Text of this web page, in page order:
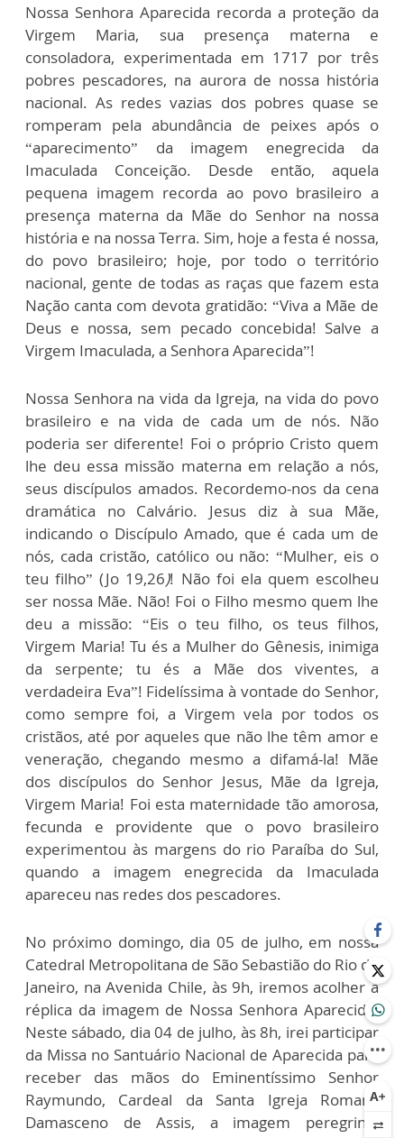
Nossa Senhora Aparecida recorda a proteção da
Virgem Maria, sua presença materna e
consoladora, experimentada em 1717 por três
pobres pescadores, na aurora de nossa história
nacional. As redes vazias dos pobres quase se
romperam pela abundância de peixes após o
“aparecimento” da imagem enegrecida da
Imaculada Conceição. Desde então, aquela
pequena imagem recorda ao povo brasileiro a
presença materna da Mãe do Senhor na nossa
história e na nossa Terra. Sim, hoje a festa é nossa,
do povo brasileiro; hoje, por todo o território
nacional, gente de todas as raças que fazem esta
Nação canta com devota gratidão: “Viva a Mãe de
Deus e nossa, sem pecado concebida! Salve a
Virgem Imaculada, a Senhora Aparecida”!
Nossa Senhora na vida da Igreja, na vida do povo
brasileiro e na vida de cada um de nós. Não
poderia ser diferente! Foi o próprio Cristo quem
lhe deu essa missão materna em relação a nós,
seus discípulos amados. Recordemo-nos da cena
dramática no Calvário. Jesus diz à sua Mãe,
indicando o Discípulo Amado, que é cada um de
nós, cada cristão, católico ou não: “Mulher, eis o
teu filho” (Jo 19,26)! Não foi ela quem escolheu
ser nossa Mãe. Não! Foi o Filho mesmo quem lhe
deu a missão: “Eis o teu filho, os teus filhos,
Virgem Maria! Tu és a Mulher do Gênesis, inimiga
da serpente; tu és a Mãe dos viventes, a
verdadeira Eva”! Fidelíssima à vontade do Senhor,
como sempre foi, a Virgem vela por todos os
cristãos, até por aqueles que não lhe têm amor e
veneração, chegando mesmo a difamá-la! Mãe
dos discípulos do Senhor Jesus, Mãe da Igreja,
Virgem Maria! Foi esta maternidade tão amorosa,
fecunda e providente que o povo brasileiro
experimentou às margens do rio Paraíba do Sul,
quando a imagem enegrecida da Imaculada
apareceu nas redes dos pescadores.
No próximo domingo, dia 05 de julho, em nossa
Catedral Metropolitana de São Sebastião do Rio de
Janeiro, na Avenida Chile, às 9h, iremos acolher a
réplica da imagem de Nossa Senhora Aparecida.
Neste sábado, dia 04 de julho, às 8h, irei participar
da Missa no Santuário Nacional de Aparecida para
receber das mãos do Eminentíssimo Senhor
Raymundo, Cardeal da Santa Igreja Romana
Damasceno de Assis, a imagem peregrina.